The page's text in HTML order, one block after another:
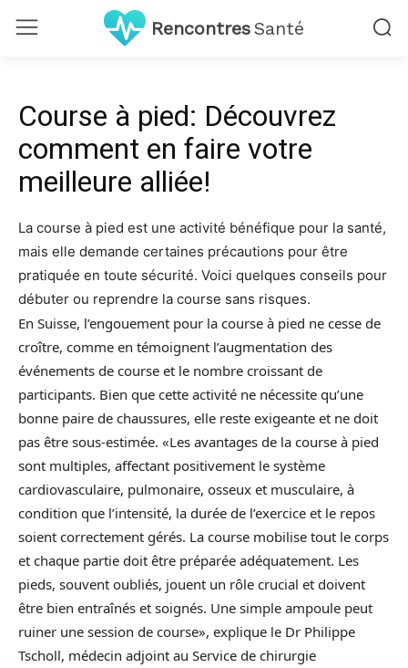
RencontresSanté
Course à pied: Découvrez
comment en faire votre
meilleure alliée!
La course à pied est une activité bénéfique pour la santé,
mais elle demande certaines précautions pour être
pratiquée en toute sécurité. Voici quelques conseils pour
débuter ou reprendre la course sans risques.
En Suisse, l’engouement pour la course à pied ne cesse de
croître, comme en témoignent l’augmentation des
événements de course et le nombre croissant de
participants. Bien que cette activité ne nécessite qu’une
bonne paire de chaussures, elle reste exigeante et ne doit
pas être sous-estimée. «Les avantages de la course à pied
sont multiples, affectant positivement le système
cardiovasculaire, pulmonaire, osseux et musculaire, à
condition que l’intensité, la durée de l’exercice et le repos
soient correctement gérés. La course mobilise tout le corps
et chaque partie doit être préparée adéquatement. Les
pieds, souvent oubliés, jouent un rôle crucial et doivent
être bien entraînés et soignés. Une simple ampoule peut
ruiner une session de course», explique le Dr Philippe
Tscholl, médecin adjoint au Service de chirurgie